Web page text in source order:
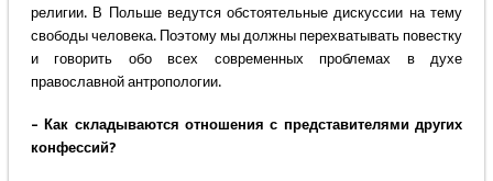
религии. В Польше ведутся обстоятельные дискуссии на тему
свободы человека. Поэтому мы должны перехватывать повестку
и говорить обо всех современных проблемах в духе
православной антропологии.
– Как складываются отношения с представителями других
конфессий?